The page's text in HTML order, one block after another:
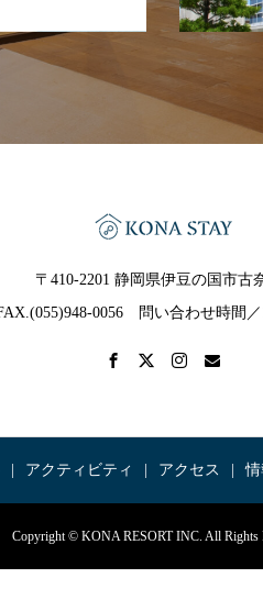
〒410-2201 静岡県伊豆の国市古
0056 問い合わせ時間
アクティビティ アクセス 情
Copyright © KONA RESORT INC. All Rights